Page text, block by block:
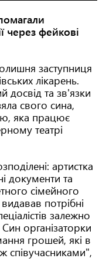
через фейкові
заступниця
лікарень.
досвід та зв'язки
свого сина,
яка працює
театрі
артистка
документи та
сімейного
потрібні
залежно
організаторки
грошей, які в
співучасниками",